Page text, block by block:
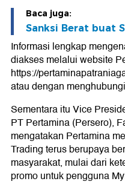
Baca juga:
Sanksi Berat buat
Informasi lengkap
diakses melalui website
https://
atau dengan
Sementara itu Vice
PT Pertamina (Persero),
mengatakan Pertamina
Trading terus berupaya
masyarakat, mulai dari
promo untuk pengguna